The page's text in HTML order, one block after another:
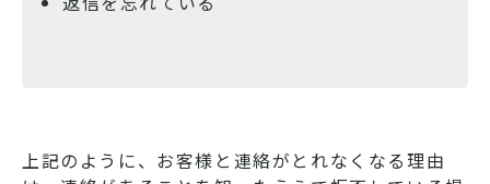
上記のように、お客様と連絡がとれなくなる理由